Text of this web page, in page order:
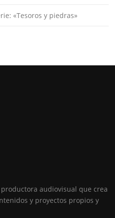
«Tesoros y piedras»
audiovisual que crea
y proyectos propios y